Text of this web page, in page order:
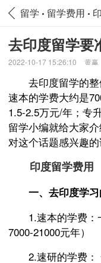
留学 留学费用
去印度留学要
2022-10-17 15:26:10 黄赢
去印度留学的整
速本的学费大约是
1.5-2.5万元/年；专
留学小编就给大家
对这个话题感兴趣的
印度留学费用
一、去印度学习
1.速本的学费：
7000-21000元年）
2.速研的学费：